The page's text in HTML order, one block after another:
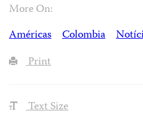
More On:
Américas
Colombia
Print
Text Size